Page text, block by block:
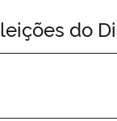
Advocacia-Geral
do